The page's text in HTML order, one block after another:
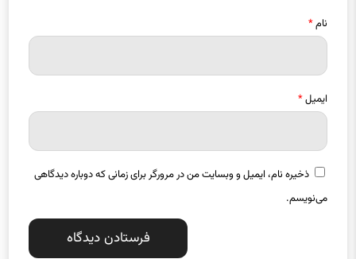
نام*
ایمیل*
ذخیره نام، ایمیل و وبسایت من در مرورگر برای زمانی که دوباره دیدگاهی
می‌نویسم.